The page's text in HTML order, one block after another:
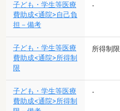
子ども・学生等医療
費助成<通院>自己負
担－備考
-
子ども・学生等医療
費助成<通院>所得制
限
所得制
子ども・学生等医療
費助成<通院>所得制
-